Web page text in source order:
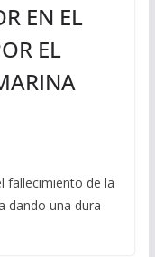
EN EL
EL
fallecimiento de la
dando una dura